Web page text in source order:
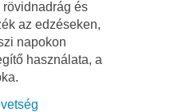
és
az edzéseken,
napokon
használata, a